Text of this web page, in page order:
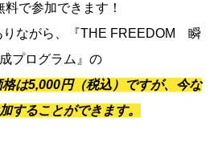
料で参加できます！
りながら、『THE FREEDOM 瞬
プログラム』の
は5,000円（税込）ですが、今な
することができます。